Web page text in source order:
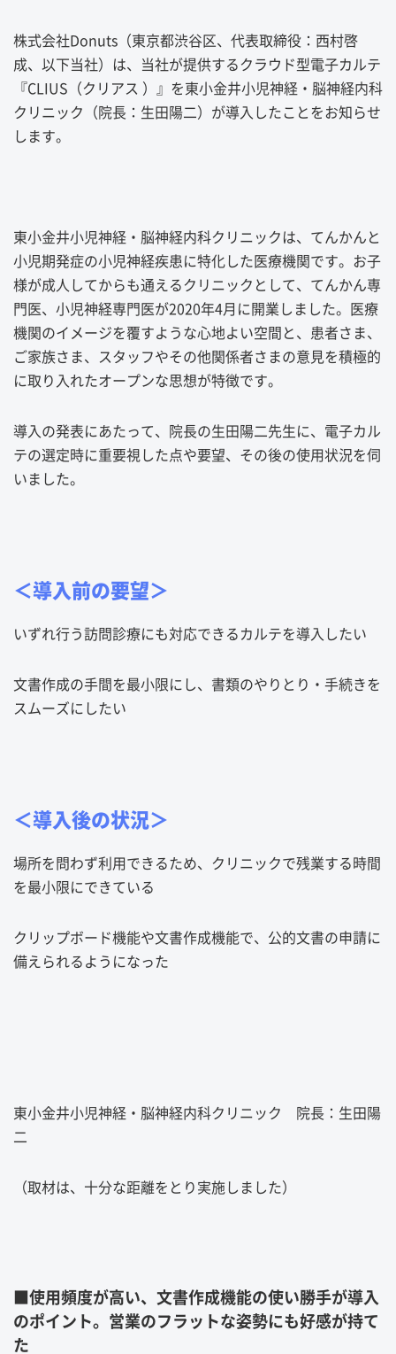
株式会社Donuts（東京都渋谷区、代表取締役：西村啓
成、以下当社）は、当社が提供するクラウド型電子カルテ
『CLIUS（クリアス ）』を東小金井小児神経・脳神経内科
クリニック（院長：生田陽二）が導入したことをお知らせ
します。
東小金井小児神経・脳神経内科クリニックは、てんかんと
小児期発症の小児神経疾患に特化した医療機関です。お子
様が成人してからも通えるクリニックとして、てんかん専
門医、小児神経専門医が2020年4月に開業しました。医療
機関のイメージを覆すような心地よい空間と、患者さま、
ご家族さま、スタッフやその他関係者さまの意見を積極的
に取り入れたオープンな思想が特徴です。
導入の発表にあたって、院長の生田陽二先生に、電子カル
テの選定時に重要視した点や要望、その後の使用状況を伺
いました。
＜導入前の要望＞
いずれ行う訪問診療にも対応できるカルテを導入したい
文書作成の手間を最小限にし、書類のやりとり・手続きを
スムーズにしたい
＜導入後の状況＞
場所を問わず利用できるため、クリニックで残業する時間
を最小限にできている
クリップボード機能や文書作成機能で、公的文書の申請に
備えられるようになった
東小金井小児神経・脳神経内科クリニック 院長：生田陽
二
（取材は、十分な距離をとり実施しました）
■使用頻度が高い、文書作成機能の使い勝手が導入
のポイント。営業のフラットな姿勢にも好感が持て
た